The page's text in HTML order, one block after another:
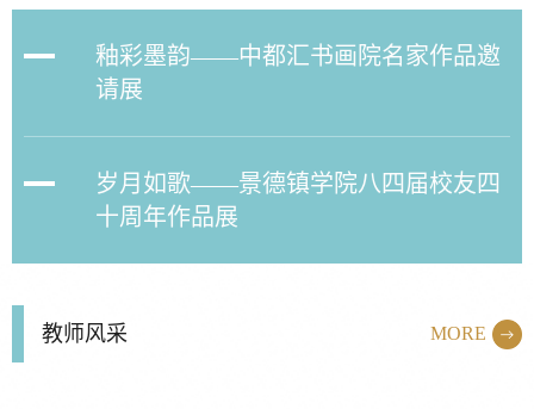
釉彩墨韵——中都汇书画院名家作品邀
请展
岁月如歌——景德镇学院八四届校友四
十周年作品展
教师风采 MORE